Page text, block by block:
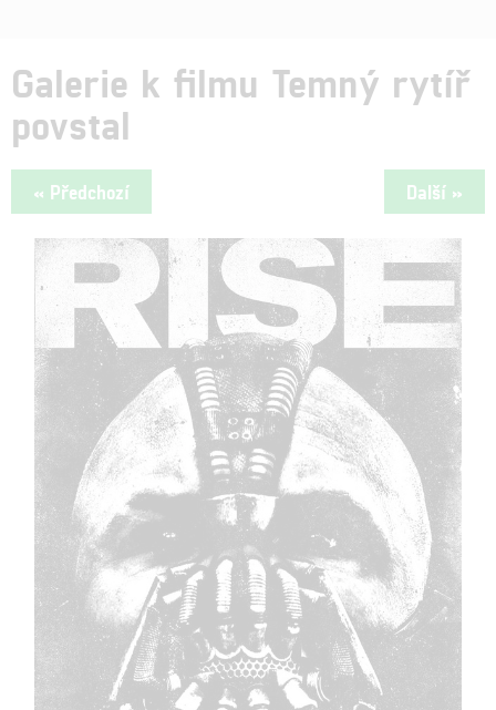
Galerie k filmu Temný rytíř
povstal
« Předchozí Další »